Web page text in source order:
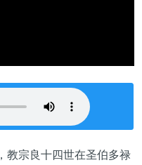
，教宗良十四世在圣伯多禄